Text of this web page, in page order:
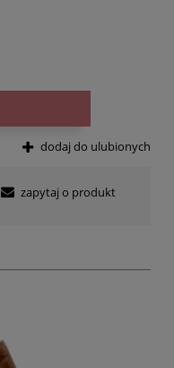
dodaj do ulubionych
zapytaj o produkt